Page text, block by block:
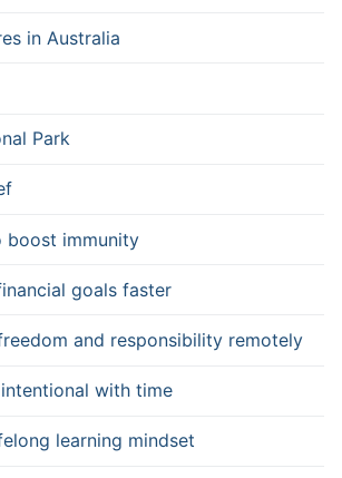
in Australia
Park
boost immunity
goals faster
and responsibility remotely
with time
learning mindset